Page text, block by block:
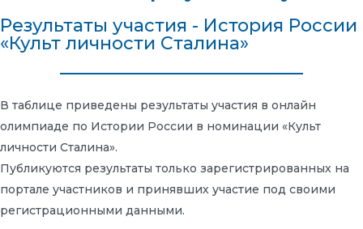
Результаты участия - История России
«Культ личности Сталина»
В таблице приведены результаты участия в онлайн
олимпиаде по Истории России в номинации «Культ
личности Сталина».
Публикуются результаты только зарегистрированных на
портале участников и принявших участие под своими
регистрационными данными.